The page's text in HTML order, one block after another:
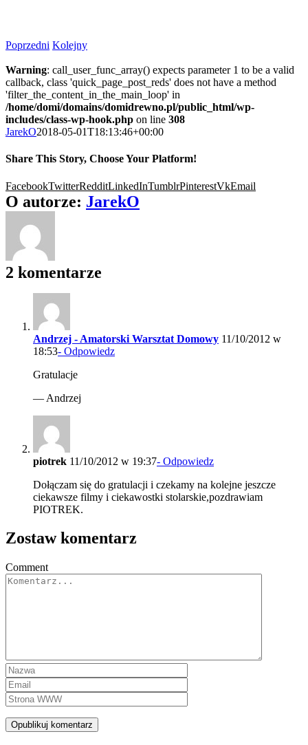
Poprzedni Kolejny
Warning: call_user_func_array() expects parameter 1 to be a valid
callback, class 'quick_page_post_reds' does not have a method
'filter_the_content_in_the_main_loop' in
/home/domi/domains/domidrewno.pl/public_html/wp-
includes/class-wp-hook.php on line 308
JarekO2018-05-01T18:13:46+00:00
Share This Story, Choose Your Platform!
FacebookTwitterRedditLinkedInTumblrPinterestVkEmail
O autorze: JarekO
2 komentarze
Andrzej - Amatorski Warsztat Domowy 11/10/2012 w
18:53- Odpowiedz
Gratulacje
— Andrzej
piotrek 11/10/2012 w 19:37- Odpowiedz
Dołączam się do gratulacji i czekamy na kolejne jeszcze
ciekawsze filmy i ciekawostki stolarskie,pozdrawiam
PIOTREK.
Zostaw komentarz
Comment